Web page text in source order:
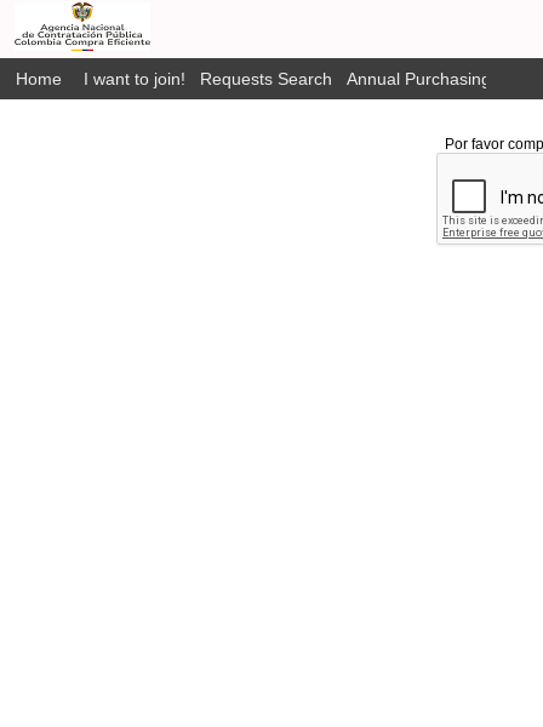
Home I want to join! Requests Search Annual Purchasing Plan
Por favor